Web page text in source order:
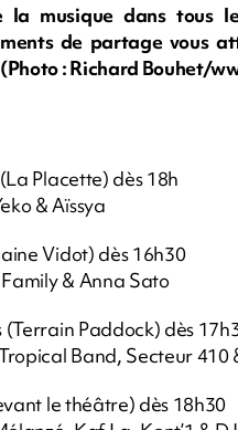
la musique dans tous
de partage vous
: Richard Bouhet/
Placette) dès 18h
& Aïssya
Vidot) dès 16h30
& Anna Sato
Paddock) dès
Band, Secteur 410
le théâtre) dès 18h30